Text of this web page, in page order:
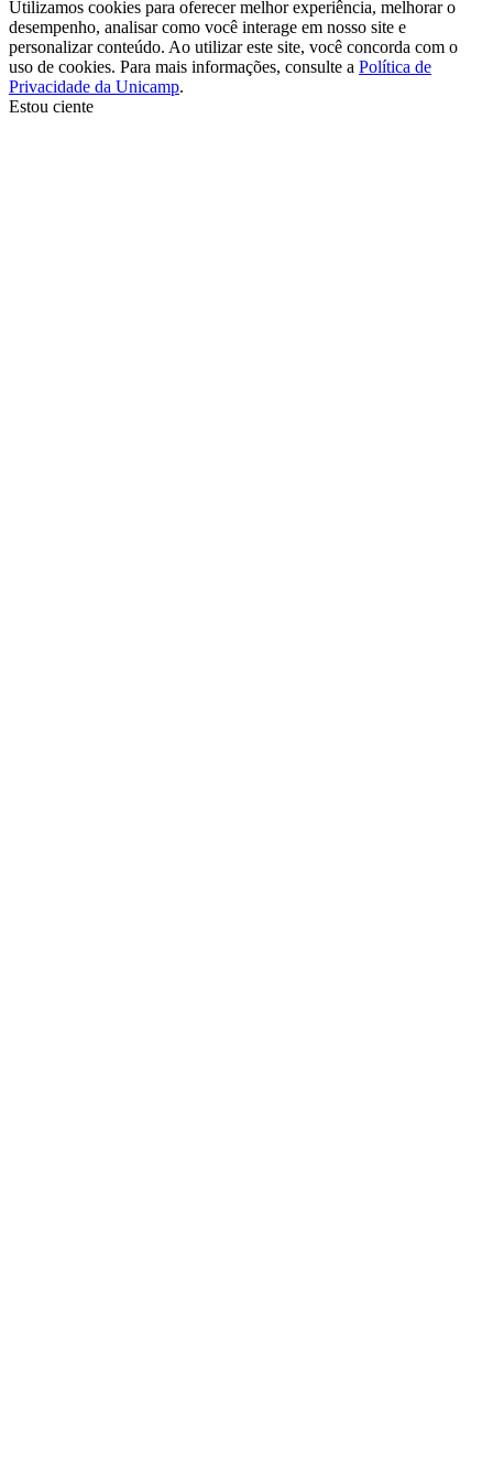
Utilizamos cookies para oferecer melhor experiência, melhorar o
desempenho, analisar como você interage em nosso site e
personalizar conteúdo. Ao utilizar este site, você concorda com o
uso de cookies. Para mais informações, consulte a Política de
Privacidade da Unicamp.
Estou ciente